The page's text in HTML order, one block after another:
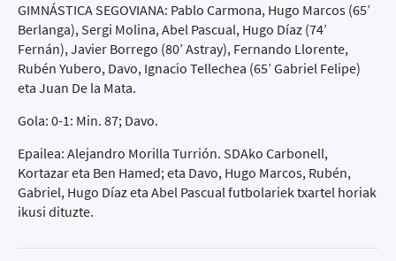
GIMNÁSTICA SEGOVIANA: Pablo Carmona, Hugo Marcos (65’
Berlanga), Sergi Molina, Abel Pascual, Hugo Díaz (74’
Fernán), Javier Borrego (80’ Astray), Fernando Llorente,
Rubén Yubero, Davo, Ignacio Tellechea (65’ Gabriel Felipe)
eta Juan De la Mata.
Gola: 0-1: Min. 87; Davo.
Epailea: Alejandro Morilla Turrión. SDAko Carbonell,
Kortazar eta Ben Hamed; eta Davo, Hugo Marcos, Rubén,
Gabriel, Hugo Díaz eta Abel Pascual futbolariek txartel horiak
ikusi dituzte.